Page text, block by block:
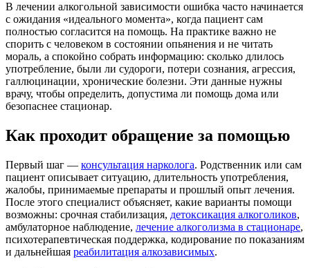
В лечении алкогольной зависимости ошибка часто начинается
с ожидания «идеального момента», когда пациент сам
полностью согласится на помощь. На практике важно не
спорить с человеком в состоянии опьянения и не читать
мораль, а спокойно собрать информацию: сколько длилось
употребление, были ли судороги, потери сознания, агрессия,
галлюцинации, хронические болезни. Эти данные нужны
врачу, чтобы определить, допустима ли помощь дома или
безопаснее стационар.
Как проходит обращение за помощью
Первый шаг — консультация нарколога. Родственник или сам
пациент описывает ситуацию, длительность употребления,
жалобы, принимаемые препараты и прошлый опыт лечения.
После этого специалист объясняет, какие варианты помощи
возможны: срочная стабилизация, детоксикация алкоголиков,
амбулаторное наблюдение, лечение алкоголизма в стационаре,
психотерапевтическая поддержка, кодирование по показаниям
и дальнейшая реабилитация алкозависимых.